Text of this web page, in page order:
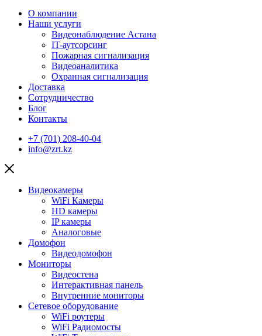
О компании
Наши услуги
Видеонаблюдение Астана
IT-аутсорсинг
Пожарная сигнализация
Видеоаналитика
Охранная сигнализация
Доставка
Сотрудничество
Блог
Контакты
+7 (701) 208-40-04
info@zrt.kz
Видеокамеры
WiFi Камеры
HD камеры
IP камеры
Аналоговые
Домофон
Видеодомофон
Мониторы
Видеостена
Интерактивная панель
Внутренние мониторы
Сетевое оборудование
WiFi роутеры
WiFi Радиомосты